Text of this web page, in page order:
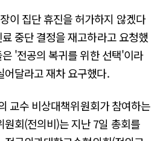
이 집단 휴진을 허가하지 않겠다
중단 결정을 재고하라고 요청했
'전공의 복귀를 위한 선택'이라
어달라고 재차 요구했다.
교수 비상대책위원회가 참여하는
회(전의비)는 지난 7일 총회를